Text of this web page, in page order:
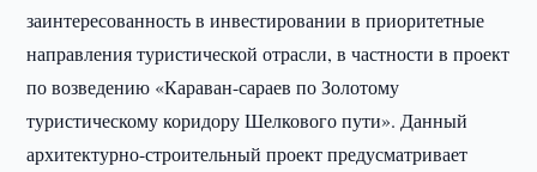
заинтересованность в инвестировании в приоритетные
направления туристической отрасли, в частности в проект
по возведению «Караван-сараев по Золотому
туристическому коридору Шелкового пути». Данный
архитектурно-строительный проект предусматривает